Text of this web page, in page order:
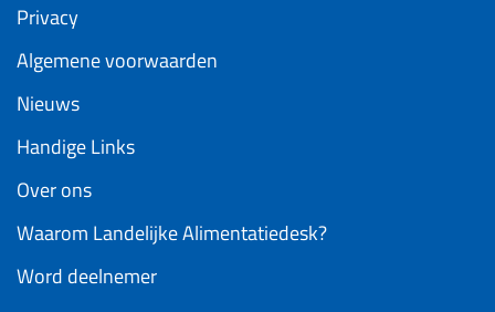
Privacy
Algemene voorwaarden
Nieuws
Handige Links
Over ons
Waarom Landelijke Alimentatiedesk?
Word deelnemer